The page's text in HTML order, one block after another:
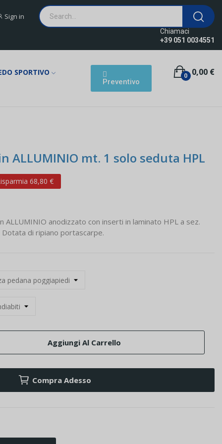
Sign in
Chiamaci
+39 051 0034551
SPORTIVO
Preventivo
0,00 €
0
ALLUMINIO mt. 1 solo seduta HPL
68,80 €
ALLUMINIO anodizzato con inserti in laminato HPL a sez.
di ripiano portascarpe.
Aggiungi Al Carrello
Compra Adesso